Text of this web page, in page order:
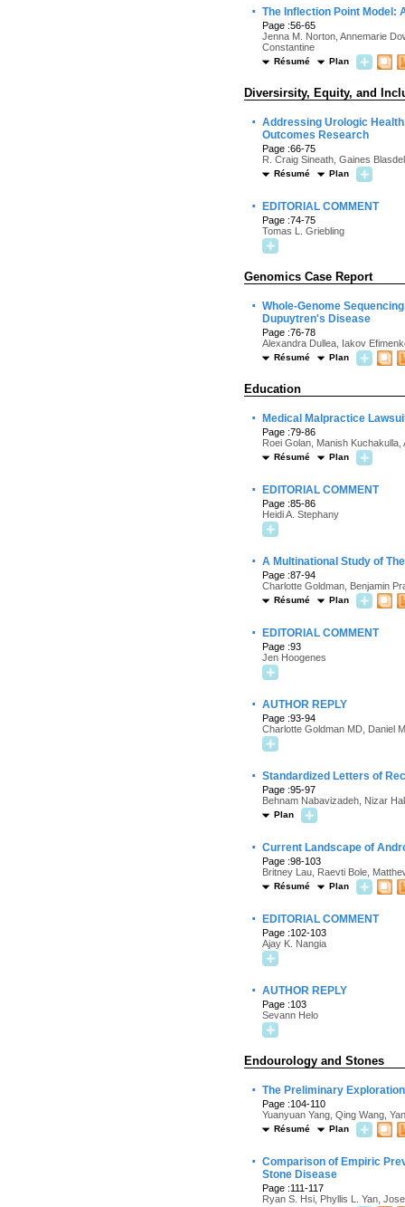
· The Inflection Point Model:
Page :56-65
Jenna M. Norton, Annemarie
Constantine
Résumé Plan
Diversirsity, Equity, and
· Addressing Urologic
Outcomes Research
Page :66-75
R. Craig Sineath, Gaines
Résumé Plan
· EDITORIAL COMMENT
Page :74-75
Tomas L. Griebling
Genomics Case Report
· Whole-Genome
Dupuytren's Disease
Page :76-78
Alexandra Dullea, Iakov
Résumé Plan
Education
· Medical Malpractice
Page :79-86
Roei Golan, Manish
Résumé Plan
· EDITORIAL COMMENT
Page :85-86
Heidi A. Stephany
· A Multinational Study of
Page :87-94
Charlotte Goldman, Benjamin
Résumé Plan
· EDITORIAL COMMENT
Page :93
Jen Hoogenes
· AUTHOR REPLY
Page :93-94
Charlotte Goldman MD, Daniel
· Standardized Letters of
Page :95-97
Behnam Nabavizadeh, Nizar
Plan
· Current Landscape of
Page :98-103
Britney Lau, Raevti Bole,
Résumé Plan
· EDITORIAL COMMENT
Page :102-103
Ajay K. Nangia
· AUTHOR REPLY
Page :103
Sevann Helo
Endourology and Stones
· The Preliminary
Page :104-110
Yuanyuan Yang, Qing Wang,
Résumé Plan
· Comparison of Empiric
Stone Disease
Page :111-117
Ryan S. Hsi, Phyllis L. Yan,